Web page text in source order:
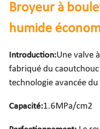
Broyeur à
humide
Introduction:Une valve
fabriqué du
technologie avancée
Capacité:1.6MPa/cm2